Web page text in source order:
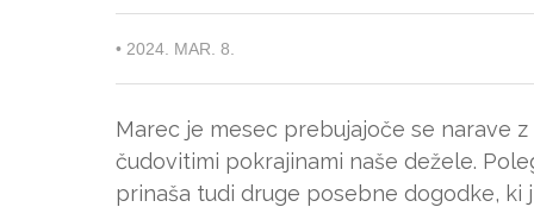
• 2024. MAR. 8.
Marec je mesec prebujajoče se narave
čudovitimi pokrajinami naše dežele.
prinaša tudi druge posebne dogodke,